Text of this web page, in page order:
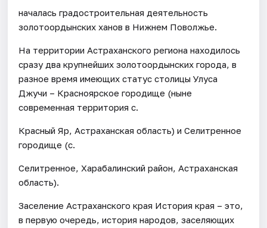
началась градостроительная деятельность
золотоордынских ханов в Нижнем Поволжье.
На территории Астраханского региона находилось
сразу два крупнейших золотоордынских города, в
разное время имеющих статус столицы Улуса
Джучи – Красноярское городище (ныне
современная территория с.
Красный Яр, Астраханская область) и Селитренное
городище (с.
Селитренное, Харабалинский район, Астраханская
область).
Заселение Астраханского края История края – это,
в первую очередь, история народов, заселяющих